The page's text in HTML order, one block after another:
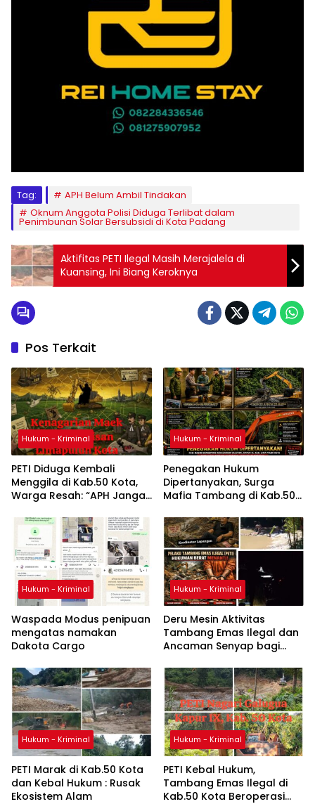
Tag:
APH Belum Ambil Tindakan
Oknum Anggota Polisi Diduga Terlibat dalam
Penimbunan Solar Bersubsidi di Kota Padang
Aktifitas PETI Ilegal Masih Merajalela di
Kuansing, Ini Biang Keroknya
Pos Terkait
Hukum - Kriminal
PETI Diduga Kembali
Menggila di Kab.50 Kota,
Warga Resah: “APH Jangan
Aktor di Belakangnya”
Hukum - Kriminal
Penegakan Hukum
Dipertanyakan, Surga
Mafia Tambang di Kab.50
Mengepung Kapur IX, Alam
Rusak
Hukum - Kriminal
Waspada Modus penipuan
mengatas namakan
Dakota Cargo
Hukum - Kriminal
Deru Mesin Aktivitas
Tambang Emas Ilegal dan
Ancaman Senyap bagi
Hukum - Kriminal
PETI Marak di Kab.50 Kota
dan Kebal Hukum : Rusak
Ekosistem Alam
Hukum - Kriminal
PETI Kebal Hukum,
Tambang Emas Ilegal di
Kab.50 Kota Beroperasi